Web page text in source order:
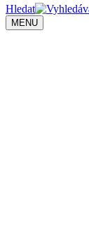
Hledat
MENU